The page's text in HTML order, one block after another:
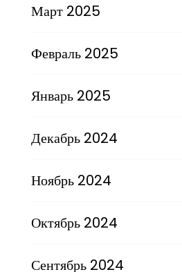
Март 2025
Февраль 2025
Январь 2025
Декабрь 2024
Ноябрь 2024
Октябрь 2024
Сентябрь 2024